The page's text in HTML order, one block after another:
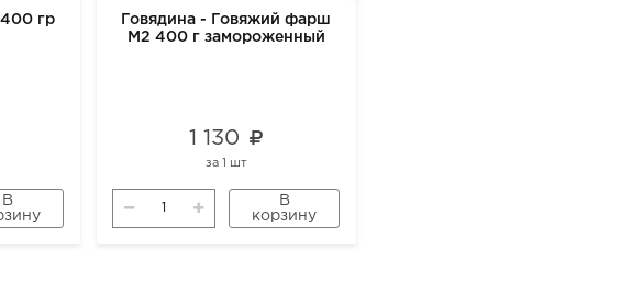
гр
В
Говядина - Говяжий фарш
М2 400 г замороженный
1 130
за 1 шт
В
корзину